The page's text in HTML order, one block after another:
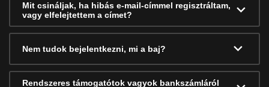
Mit csináljak, ha hibás e-mail-címmel regisztráltam,
vagy elfelejtettem a címet?
Nem tudok bejelentkezni, mi a baj?
Rendszeres támogatótok vagyok bankszámláról